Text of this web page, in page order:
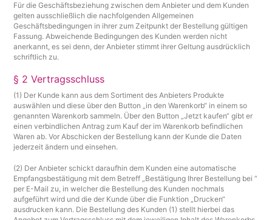
Für die Geschäftsbeziehung zwischen dem Anbieter und dem Kunden
gelten ausschließlich die nachfolgenden Allgemeinen
Geschäftsbedingungen in ihrer zum Zeitpunkt der Bestellung gültigen
Fassung. Abweichende Bedingungen des Kunden werden nicht
anerkannt, es sei denn, der Anbieter stimmt ihrer Geltung ausdrücklich
schriftlich zu.
§ 2 Vertragsschluss
(1) Der Kunde kann aus dem Sortiment des Anbieters Produkte
auswählen und diese über den Button „in den Warenkorb“ in einem so
genannten Warenkorb sammeln. Über den Button „Jetzt kaufen“ gibt er
einen verbindlichen Antrag zum Kauf der im Warenkorb befindlichen
Waren ab. Vor Abschicken der Bestellung kann der Kunde die Daten
jederzeit ändern und einsehen.
(2) Der Anbieter schickt daraufhin dem Kunden eine automatische
Empfangsbestätigung mit dem Betreff „Bestätigung Ihrer Bestellung bei “
per E-Mail zu, in welcher die Bestellung des Kunden nochmals
aufgeführt wird und die der Kunde über die Funktion „Drucken“
ausdrucken kann. Die Bestellung des Kunden (1) stellt hierbei das